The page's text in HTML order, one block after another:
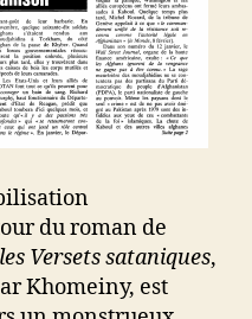
du roman de
les Versets sataniques,
Khomeiny, est